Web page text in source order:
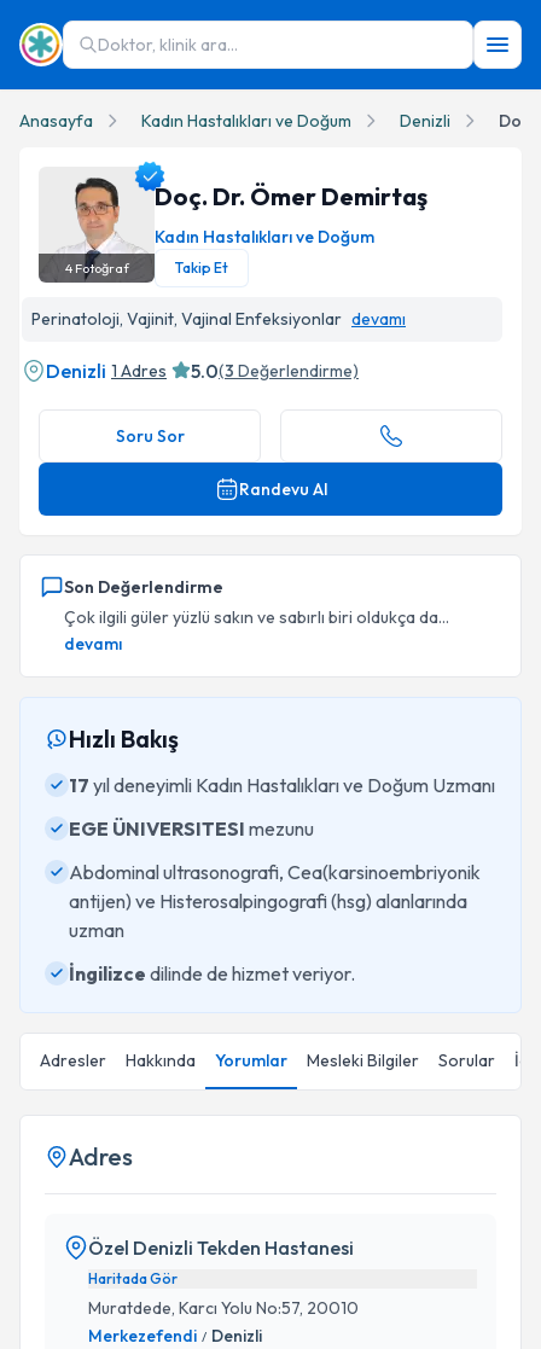
Doktor, klinik ara...
Anasayfa Kadın Hastalıkları ve Doğum Denizli Doç.
4Fotoğraf
Doç. Dr. Ömer Demirtaş
Kadın Hastalıkları ve Doğum
Takip Et
Perinatoloji, Vajinit, Vajinal Enfeksiyonlar devamı
Denizli 1 Adres 5.0(3 Değerlendirme)
Soru Sor
Randevu Al
Son Değerlendirme
Çok ilgili güler yüzlü sakın ve sabırlı biri oldukça da...
devamı
Hızlı Bakış
17 yıl deneyimli Kadın Hastalıkları ve Doğum Uzmanı
EGE ÜNIVERSITESI mezunu
Abdominal ultrasonografi, Cea(karsinoembriyonik
antijen) ve Histerosalpingografi (hsg) alanlarında
uzman
İngilizce dilinde de hizmet veriyor.
Adresler Hakkında Yorumlar Mesleki Bilgiler Sorular
Adres
Özel Denizli Tekden Hastanesi
Haritada Gör
Muratdede, Karcı Yolu No:57, 20010
Merkezefendi / Denizli